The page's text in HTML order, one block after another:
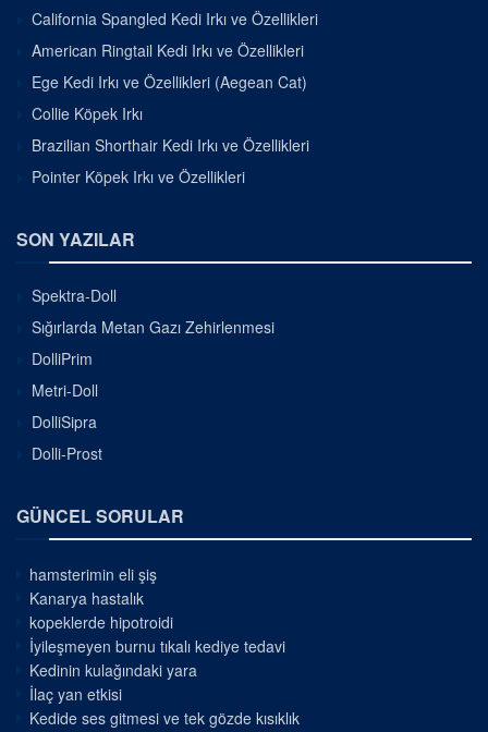
California Spangled Kedi Irkı ve Özellikleri
American Ringtail Kedi Irkı ve Özellikleri
Ege Kedi Irkı ve Özellikleri (Aegean Cat)
Collie Köpek Irkı
Brazilian Shorthair Kedi Irkı ve Özellikleri
Pointer Köpek Irkı ve Özellikleri
SON YAZILAR
Spektra-Doll
Sığırlarda Metan Gazı Zehirlenmesi
DolliPrim
Metri-Doll
DolliSipra
Dolli-Prost
GÜNCEL SORULAR
hamsterimin eli şiş
Kanarya hastalık
kopeklerde hipotroidi
İyileşmeyen burnu tıkalı kediye tedavi
Kedinin kulağındaki yara
İlaç yan etkisi
Kedide ses gitmesi ve tek gözde kısıklık